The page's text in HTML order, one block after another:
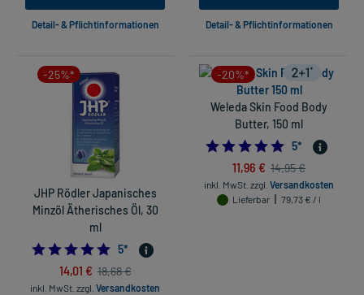
Detail- & Pflichtinformationen Detail- & Pflichtinformationen
-25%*
JHP Rödler Japanisches
Minzöl Ätherisches Öl, 30
ml
5.0
5*
14,01 € 18,68 €
inkl. MwSt. zzgl. Versandkosten
-20%*
Weleda Skin Food Body
Butter, 150 ml
5.0
5*
11,96 € 14,95 €
inkl. MwSt. zzgl. Versandkosten
Lieferbar
79,73 € / l